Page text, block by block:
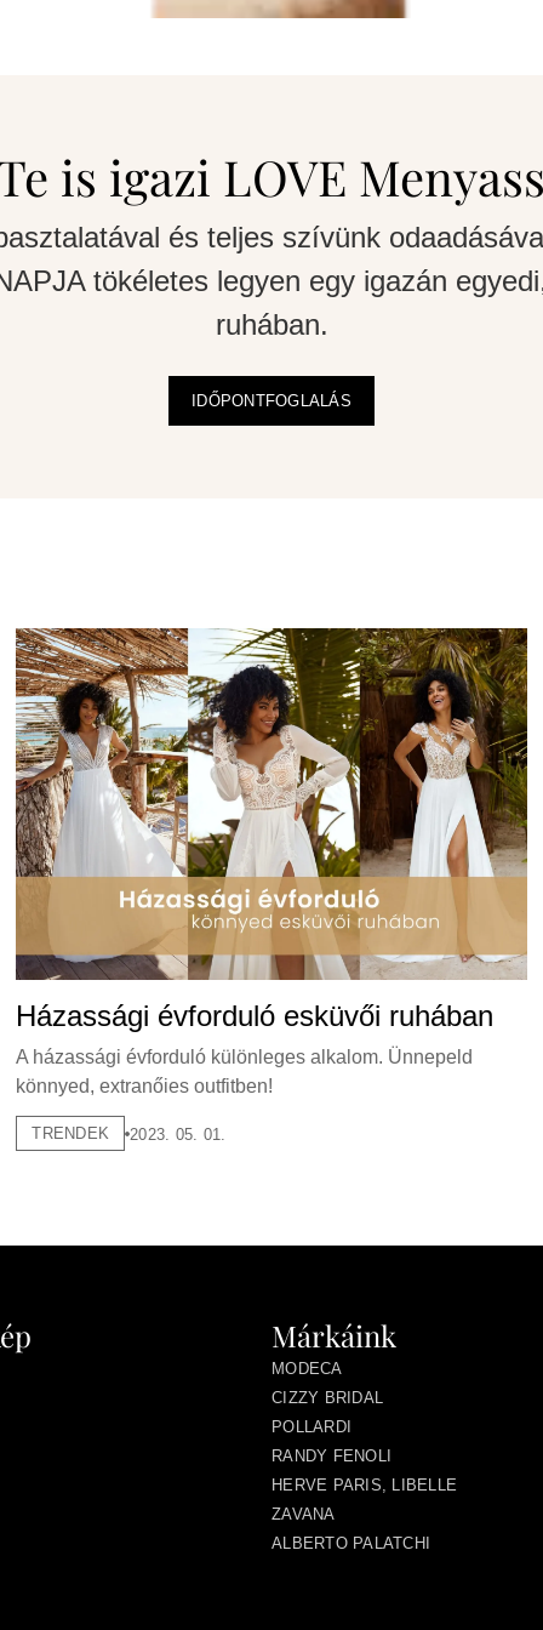
is igazi LOVE
és teljes szívünk
tökéletes legyen egy igazán
ruhában.
IDŐPONTFOGLALÁS
Házassági évforduló esküvői ruhában
A házassági évforduló különleges alkalom. Ünnepeld
könnyed, extranőies outfitben!
TRENDEK 2023. 05. 01.
Márkáink
MODECA
CIZZY BRIDAL
POLLARDI
RANDY FENOLI
HERVE PARIS, LIBELLE
ZAVANA
ALBERTO PALATCHI